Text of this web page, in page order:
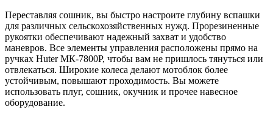
Переставляя сошник, вы быстро настроите глубину вспашки
для различных сельскохозяйственных нужд. Прорезиненные
рукоятки обеспечивают надежный захват и удобство
маневров. Все элементы управления расположены прямо на
ручках Huter МК-7800P, чтобы вам не пришлось тянуться или
отвлекаться. Широкие колеса делают мотоблок более
устойчивым, повышают проходимость. Вы можете
использовать плуг, сошник, окучник и прочее навесное
оборудование.